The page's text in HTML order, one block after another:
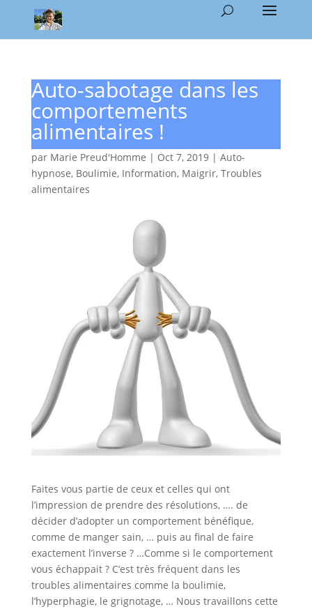
Auto-sabotage dans les
comportements
alimentaires !
par Marie Preud'Homme | Oct 7, 2019| Auto-
hypnose, Boulimie, Information, Maigrir, Troubles
alimentaires
Faites vous partie de ceux et celles qui ont
l’impression de prendre des résolutions, …. de
décider d’adopter un comportement bénéfique,
comme de manger sain, … puis au final de faire
exactement l’inverse ? …Comme si le comportement
vous échappait ? C’est très fréquent dans les
troubles alimentaires comme la boulimie,
l’hyperphagie, le grignotage, … Nous travaillons cette